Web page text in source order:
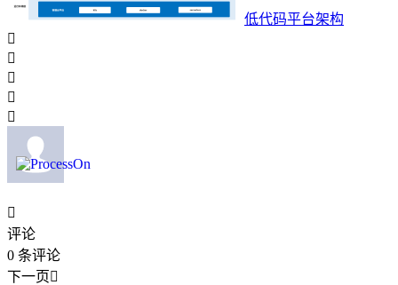
低代码平台架构






评论
0 条评论
下一页